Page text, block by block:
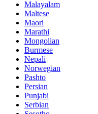
Malayalam
Maltese
Maori
Marathi
Mongolian
Burmese
Nepali
Norwegian
Pashto
Persian
Punjabi
Serbian